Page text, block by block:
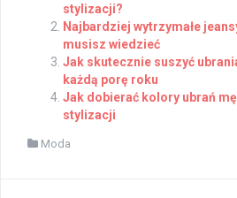
stylizacji?
Najbardziej wytrzymałe
musisz wiedzieć
Jak skutecznie suszyć
każdą porę roku
Jak dobierać kolory ubrań
stylizacji
Moda